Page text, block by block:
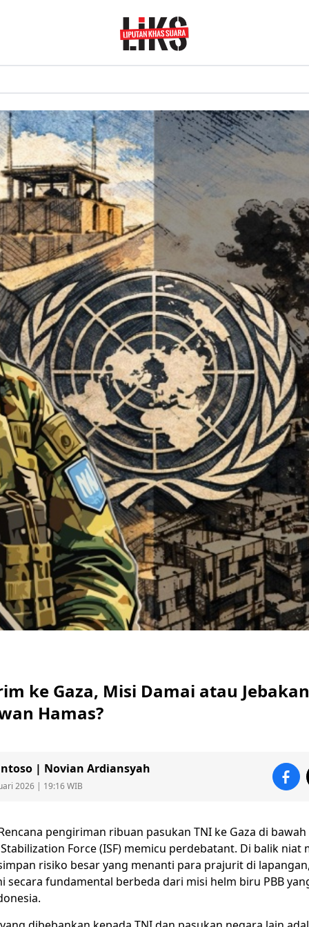
ke Gaza, Misi Damai atau
Hamas?
| Novian Ardiansyah
2026 | 19:16 WIB
pengiriman ribuan pasukan TNIke Gaza di
Force (ISF) memicu perdebatant. Di balik niat
risiko besar yang menanti para prajurit di
secara fundamental berbeda dari misi helm biru PBB